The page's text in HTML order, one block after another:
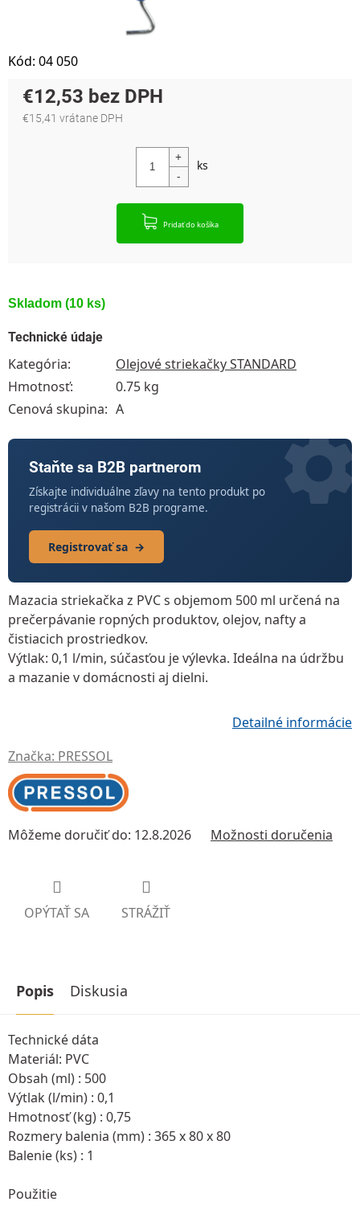
Mazacia striekačka z PVCs objemom 500 ml určená na
prečerpávanie ropných produktov, olejov, nafty a
čistiacich prostriedkov.
Výtlak: 0,1 l/min, súčasťou jevýlevka. Ideálna na údržbu
a mazanie v domácnosti aj dielni.
Detailné informácie
Skladom (10 ks)
Značka: PRESSOL
Môžeme doručiť do: 12.8.2026 Možnosti doručenia
€12,53
€15,41 vrátane DPH
Pridať do košíka
OPÝTAŤ SA STRÁŽIŤ
Kód: 04 050
Technické údaje
Kategória:
Olejové striekačky STANDARD
Hmotnosť:
0.75 kg
Cenová skupina: A
Staňte sa B2B partnerom
Získajte individuálne zľavy na tento produkt po
registrácii v našom B2B programe.
Registrovať sa →
Popis Diskusia
Technické dáta
Materiál: PVC
Obsah (ml) : 500
Výtlak (l/min) : 0,1
Hmotnosť (kg) : 0,75
Rozmery balenia (mm) : 365 x 80 x 80
Balenie (ks) : 1
Použitie